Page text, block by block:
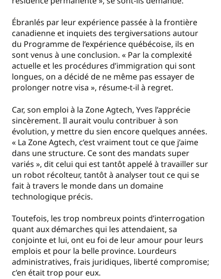
Ébranlés par leur expérience passée à la frontière
canadienne et inquiets des tergiversations autour
du Programme de l’expérience québécoise, ils en
sont venus à une conclusion. « Par la complexité
actuelle et les procédures d’immigration qui sont
longues, on a décidé de ne même pas essayer de
prolonger notre visa », résume-t-il à regret.
Car, son emploi à la Zone Agtech, Yves l’apprécie
sincèrement. Il aurait voulu contribuer à son
évolution, y mettre du sien encore quelques années.
« La Zone Agtech, c’est vraiment tout ce que j’aime
dans une structure. Ce sont des mandats super
variés », dit celui qui est tantôt appelé à travailler sur
un robot récolteur, tantôt à analyser tout ce qui se
fait à travers le monde dans un domaine
technologique précis.
Toutefois, les trop nombreux points d’interrogation
quant aux démarches qui les attendaient, sa
conjointe et lui, ont eu foi de leur amour pour leurs
emplois et pour la belle province. Lourdeurs
administratives, frais juridiques, liberté compromise;
c’en était trop pour eux.